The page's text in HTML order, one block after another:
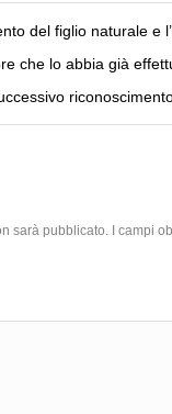
del figlio naturale e
che lo abbia già
sarà pubblicato.
I campi